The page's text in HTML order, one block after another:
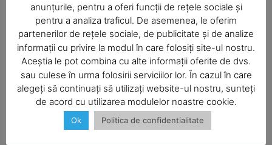
SUBSCRIBE NOW
Company
anunțurile, pentru a oferi funcții de rețele sociale și
pentru a analiza traficul. De asemenea, le oferim
partenerilor de rețele sociale, de publicitate și de analize
informații cu privire la modul în care folosiți site-ul nostru.
Aceștia le pot combina cu alte informații oferite de dvs.
sau culese în urma folosirii serviciilor lor. În cazul în care
alegeți să continuați să utilizați website-ul nostru, sunteți
de acord cu utilizarea modulelor noastre cookie.
Ok Politica de confidentialitate